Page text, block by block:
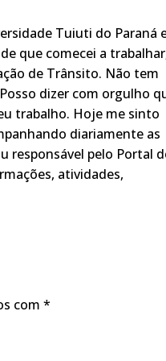
Tuiuti do Paraná
que comecei a
de Trânsito. Não tem
dizer com orgulho
trabalho. Hoje me sinto
diariamente as
responsável pelo Portal
atividades,
com *